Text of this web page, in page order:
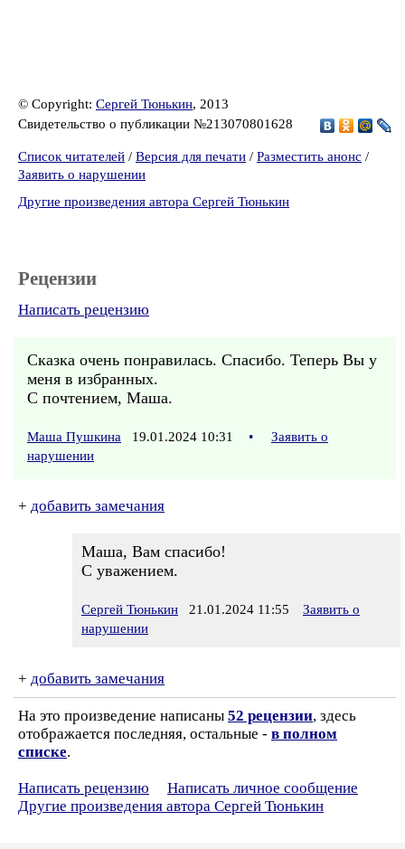
© Copyright: Сергей Тюнькин, 2013
Свидетельство о публикации №213070801628
Список читателей / Версия для печати / Разместить анонс /
Заявить о нарушении
Другие произведения автора Сергей Тюнькин
Рецензии
Написать рецензию
Сказка очень понравилась. Спасибо. Теперь Вы у
меня в избранных.
С почтением, Маша.
Маша Пушкина 19.01.2024 10:31 •
Заявить о
нарушении
+ добавить замечания
Маша, Вам спасибо!
С уважением.
Сергей Тюнькин 21.01.2024 11:55
Заявить о
нарушении
+ добавить замечания
На это произведение написаны 52 рецензии, здесь
отображается последняя, остальные - в полном
списке.
Написать рецензию
Написать личное сообщение
Другие произведения автора Сергей Тюнькин